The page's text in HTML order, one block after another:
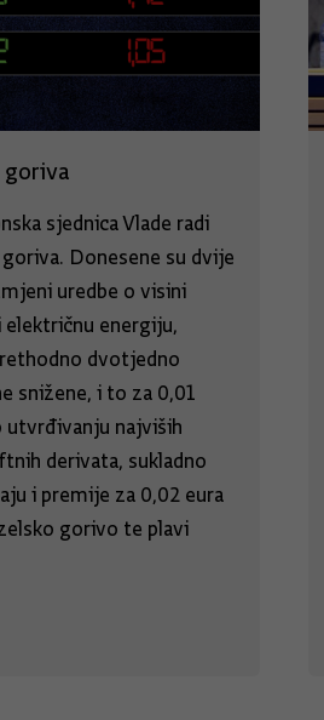
goriva
sjednica Vlade radi
Donesene su dvije
uredbe o visini
energiju,
dvotjedno
snižene, i to za 0,01
utvrđivanju najviših
derivata, sukladno
i premije za 0,02 eura
gorivo te plavi